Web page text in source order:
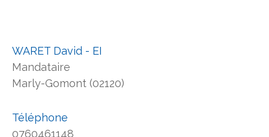
WARET David - EI
Mandataire
Marly-Gomont (02120)
Téléphone
0760461148